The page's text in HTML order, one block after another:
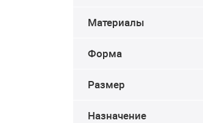
Материалы
Форма
Размер
Назначение